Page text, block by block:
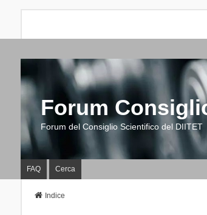
Forum
Forum del Consiglio Scientifico del DIITET
FAQ Cerca
Indice